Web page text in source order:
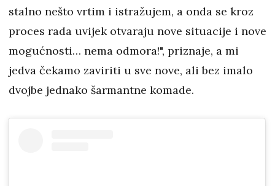
stalno nešto vrtim i istražujem, a onda se kroz
proces rada uvijek otvaraju nove situacije i nove
mogućnosti… nema odmora!", priznaje, a mi
jedva čekamo zaviriti u sve nove, ali bez imalo
dvojbe jednako šarmantne komade.